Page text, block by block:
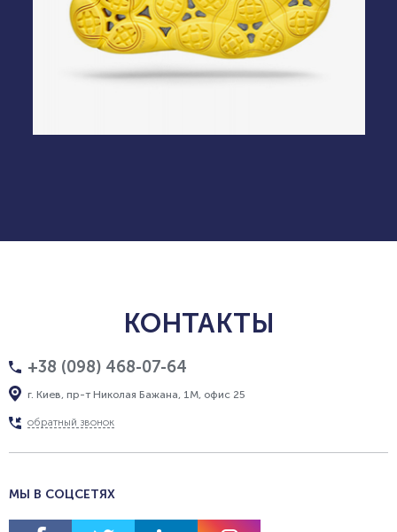
КОНТАКТЫ
+38 (098) 468-07-64
г. Киев, пр-т Николая Бажана, 1М, офис 25
обратный звонок
МЫ В СОЦСЕТЯХ